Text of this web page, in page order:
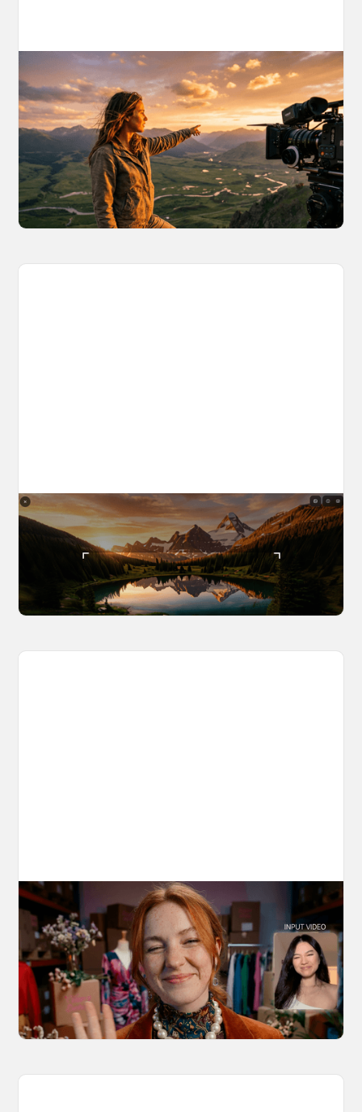
AI World Building for Content Creators:
A More Consistent Approach to AI
Content
Learn why building persistent AI worlds beats
one-off video generation for content creators,
and how to create such 3D environments with
OpenArt Worlds.
March 26, 2026
The World Builder's Handbook
Build a world once, shoot from it forever. Your
complete guide to creating, navigating, and
capturing inside OpenArt Worlds.
March 25, 2026
10 Types of Videos You Can Create with
Kling 3.0 Motion Control
Discover 10 video types you can create using
Kling 3.0 Motion Control on OpenArt, from
marketing to storytelling with amazingly
consistent motion and identity.
March 20, 2026